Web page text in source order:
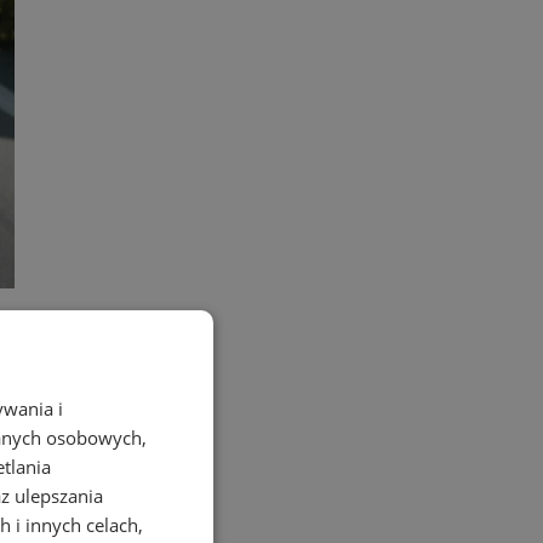
i
osobowych,
ulepszania
i innych celach,